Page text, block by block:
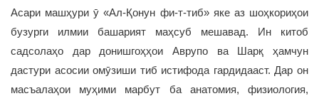
Асари машҳури ӯ «Ал-Қонун фи-т-тиб» яке аз шоҳкориҳои
бузурги илмии башарият маҳсуб мешавад. Ин китоб
садсолаҳо дар донишгоҳҳои Аврупо ва Шарқ ҳамчун
дастури асосии омӯзиши тиб истифода гардидааст. Дар он
масъалаҳои муҳими марбут ба анатомия, физиология,